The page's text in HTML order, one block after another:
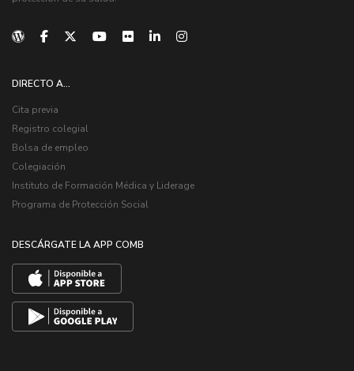
DIRECTO A...
Cita previa
Registro colegial
Bolsa de empleo
Colegiación
Instituto de Formación Médica y Liderage
Programa de Protección Social
DESCÁRGATE LA APP COMB